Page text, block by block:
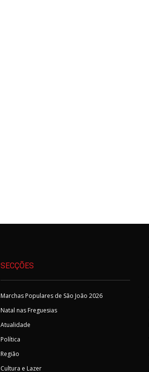
SECÇÕES
Marchas Populares de São João 2026
Natal nas Freguesias
Atualidade
Política
Região
Cultura e Lazer